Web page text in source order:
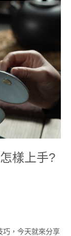
樣上手?
巧，今天就來分享